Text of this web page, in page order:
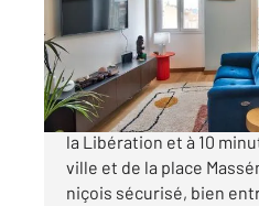
Appartement F3 à
415 000
NICE MIRABEAU - En
la Libération et à 10
ville et de la place
niçois sécurisé, bien